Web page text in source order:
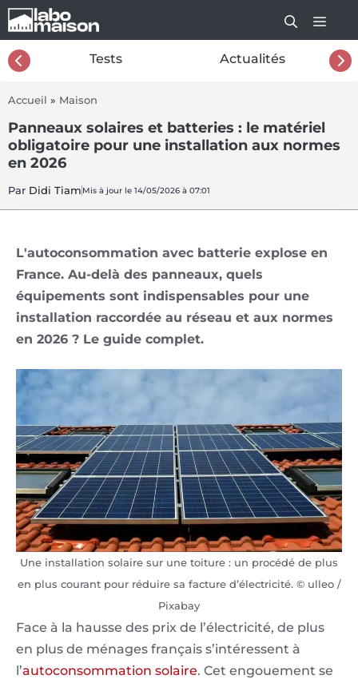
Aller
au
contenu
Tests Actualités
Accueil » Maison
Panneaux solaires et batteries : le matériel
obligatoire pour une installation aux normes
en 2026
Par Didi Tiam Mis à jour le 14/05/2026 à 07:01
L'autoconsommation avec batterie explose en
France. Au-delà des panneaux, quels
équipements sont indispensables pour une
installation raccordée au réseau et aux normes
en 2026 ? Le guide complet.
Une installation solaire sur une toiture : un procédé de plus
en plus courant pour réduire sa facture d’électricité. © ulleo /
Pixabay
Face à la hausse des prix de l’électricité, de plus
en plus de ménages français s’intéressent à
l’autoconsommation solaire. Cet engouement se